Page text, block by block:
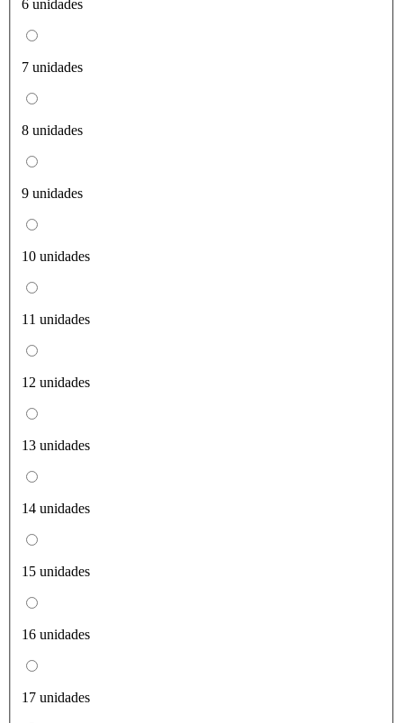
6 unidades
7 unidades
8 unidades
9 unidades
10 unidades
11 unidades
12 unidades
13 unidades
14 unidades
15 unidades
16 unidades
17 unidades